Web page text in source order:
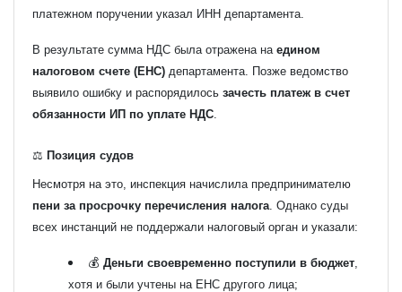
платежном поручении указал ИНН департамента.
В результате сумма НДС была отражена на едином
налоговом счете (ЕНС) департамента. Позже ведомство
выявило ошибку и распорядилось зачесть платеж в счет
обязанности ИП по уплате НДС
⚖️ Позиция судов
Несмотря на это, инспекция начислила предпринимателю
пени за просрочку перечисления налога . Однако суды
всех инстанций не поддержали налоговый орган и указали:
💰 Деньги своевременно поступили в бюджет
хотя и были учтены на ЕНС другого лица;